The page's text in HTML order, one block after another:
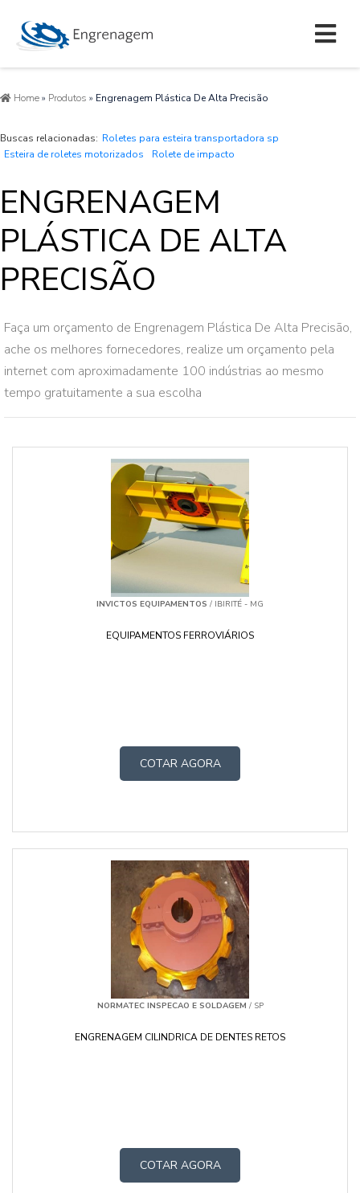
Home» Produtos » Engrenagem Plástica De Alta Precisão
Buscas relacionadas: Roletes para esteira transportadora sp
Esteira de roletes motorizados
Rolete de impacto
ENGRENAGEM
PLÁSTICA DE ALTA
PRECISÃO
Faça um orçamento de Engrenagem Plástica De Alta Precisão,
ache os melhores fornecedores, realize um orçamento pela
internet com aproximadamente 100 indústrias ao mesmo
tempo gratuitamente a sua escolha
INVICTOS EQUIPAMENTOS / IBIRITÉ - MG
EQUIPAMENTOS FERROVIÁRIOS
COTAR AGORA
NORMATEC INSPECAO E SOLDAGEM / SP
ENGRENAGEM CILINDRICA DE DENTES RETOS
COTAR AGORA